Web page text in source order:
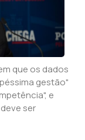
que os dados
gestão"
e
ser